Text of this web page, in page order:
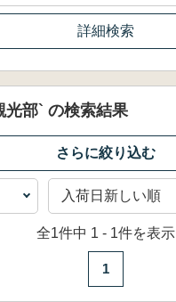
詳細検索
光部` の検索結果
全1件中 1 - 1件を表示
1